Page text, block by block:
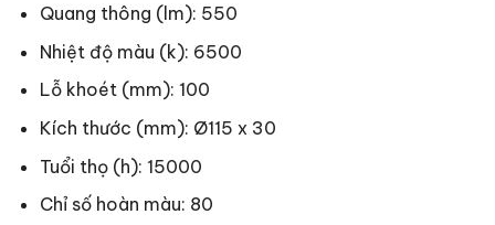
Quang thông (lm): 550
Nhiệt độ màu (k): 6500
Lỗ khoét (mm): 100
Kích thước (mm): Ø115 x 30
Tuổi thọ (h): 15000
Chỉ số hoàn màu: 80